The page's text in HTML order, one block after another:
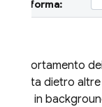
piattaforma:
Il comportamento
nascosta dietro
nei casi in